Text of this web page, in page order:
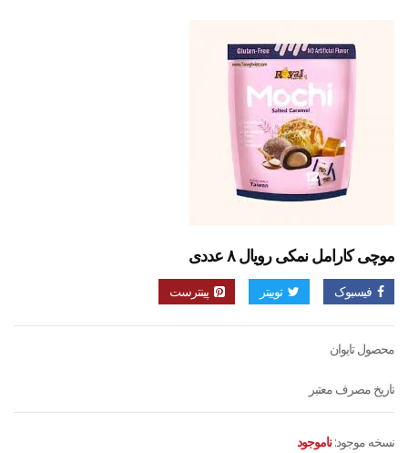
موچی کارامل نمکی رویال ۸ عددی
فیسبوک توییتر پینترست
محصول تایوان
تاریخ مصرف معتبر
نسخه موجود: ناموجود